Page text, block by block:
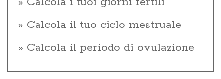
Calcola il tuo ciclo mestruale
Calcola il periodo di ovulazione